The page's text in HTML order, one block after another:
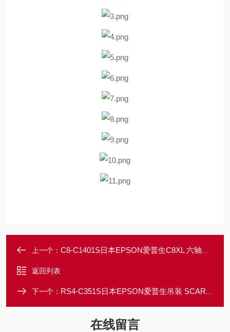
上一个： C8-C1401S日本EPSON爱普生C8XL 六轴机器人
返回列表
下一个： RS4-C351S日本EPSON爱普生吊装 SCARA 机器人
在线留言